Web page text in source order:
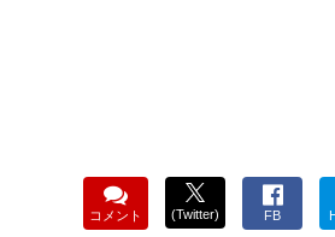
コメント (Twitter) FB